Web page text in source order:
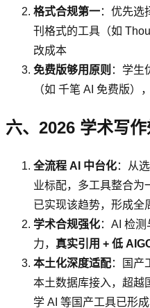
格式合规第一：优先选
刊格式的工具（如
改成本
免费版够用原则 ：学生
（如 千笔 AI 免费版）
六、2026 学术写
全流程 AI 中台化：从
业标配，多工具整合为
已实现该趋势，形成全
学术合规强化：AI 检
力， 真实引用 + 低
本土化深度适配：国产
本土数据库接入，超越
学 AI 等国产工具已形成